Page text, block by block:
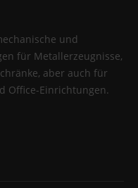
und
für Metallerzeugnisse,
aber auch für
Office-Einrichtungen.